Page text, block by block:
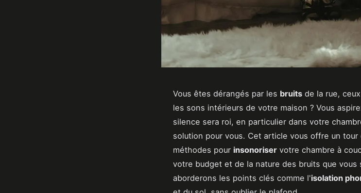
Vous êtes dérangés par les bruits de la rue,
les sons intérieurs de votre maison ? Vous
silence sera roi, en particulier dans votre
solution pour vous. Cet article vous offre un
méthodes pour insonoriser votre chambre à
votre budget et de la nature des bruits que vous
aborderons les points clés comme l'isolation